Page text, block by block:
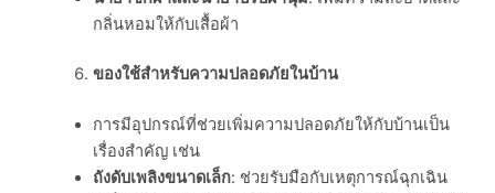
กลิ่นหอมให้กับเสื้อผ้า
ของใช้สำหรับความปลอดภัยในบ้าน
การมีอุปกรณ์ที่ช่วยเพิ่มความปลอดภัยให้กับบ้านเป็น
เรื่องสำคัญ เช่น
ถังดับเพลิงขนาดเล็ก: ช่วยรับมือกับเหตุการณ์ฉุกเฉิน